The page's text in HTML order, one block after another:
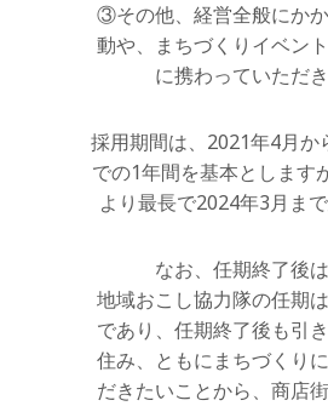
③その他、経営全般にか
動や、まちづくりイベン
に携わっていただき
採用期間は、2021年4月か
での1年間を基本とします
より最長で2024年3月まで
なお、任期終了後
地域おこし協力隊の任期
であり、任期終了後も引
住み、ともにまちづくり
だきたいことから、商店